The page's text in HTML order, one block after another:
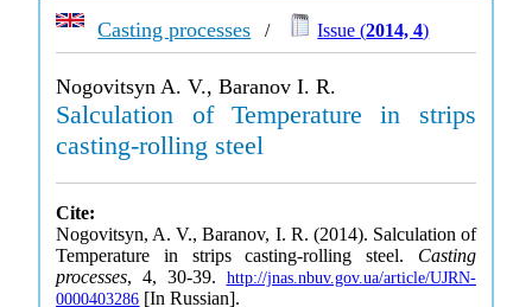
Casting processes / Issue (2014, 4)
Nogovitsyn A. V., Baranov I. R.
Salculation of Temperature in strips
casting-rolling steel
Cite:
Nogovitsyn, A. V., Baranov, I. R. (2014). Salculation of
Temperature in strips casting-rolling steel. Casting
processes, 4, 30-39. http://jnas.nbuv.gov.ua/article/UJRN-
0000403286 [In Russian].